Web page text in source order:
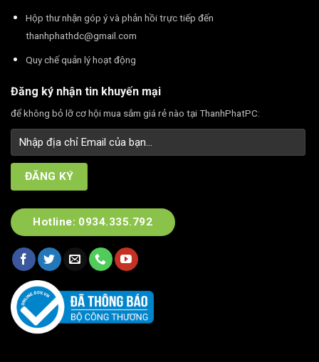
Hộp thư nhận góp ý và phản hồi trực tiếp đến
thanhphathdc@gmail.com
Quy chế quản lý hoạt động
Đăng ký nhận tin khuyến mại
để không bỏ lỡ cơ hội mua sắm giá rẻ nào tại ThanhPhatPC:
Hotline: 0934.335.792